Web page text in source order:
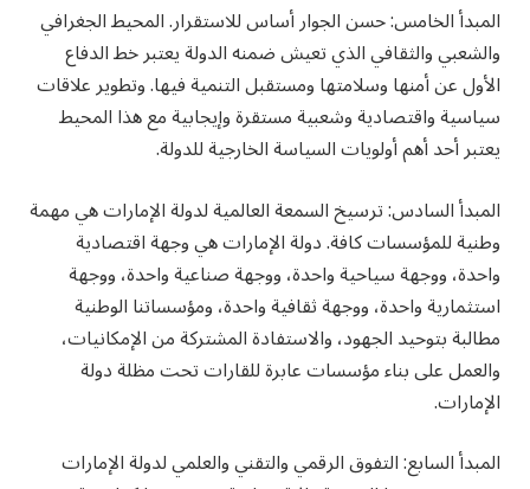
المبدأ الخامس: حسن الجوار أساس للاستقرار. المحيط الجغرافي
والشعبي والثقافي الذي تعيش ضمنه الدولة يعتبر خط الدفاع
الأول عن أمنها وسلامتها ومستقبل التنمية فيها. وتطوير علاقات
سياسية واقتصادية وشعبية مستقرة وإيجابية مع هذا المحيط
يعتبر أحد أهم أولويات السياسة الخارجية للدولة.
المبدأ السادس: ترسيخ السمعة العالمية لدولة الإمارات هي مهمة
وطنية للمؤسسات كافة. دولة الإمارات هي وجهة اقتصادية
واحدة، ووجهة سياحية واحدة، ووجهة صناعية واحدة، ووجهة
استثمارية واحدة، ووجهة ثقافية واحدة، ومؤسساتنا الوطنية
مطالبة بتوحيد الجهود، والاستفادة المشتركة من الإمكانيات،
والعمل على بناء مؤسسات عابرة للقارات تحت مظلة دولة
الإمارات.
المبدأ السابع: التفوق الرقمي والتقني والعلمي لدولة الإمارات